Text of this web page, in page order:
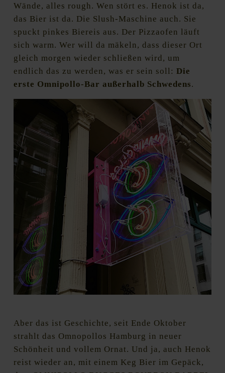
Wände, alles rough. Wen stört es. Henok ist da,
das Bier ist da. Die Slush-Maschine auch. Sie
spuckt pinkes Biereis aus. Der Pizzaofen läuft
sich warm. Wer will da mäkeln, dass dieser Ort
gleich morgen wieder schließen wird, um
endlich das zu werden, was er sein soll: Die
erste Omnipollo-Bar außerhalb Schwedens.
Aber das ist Geschichte, seit Ende Oktober
strahlt das Omnopollos Hamburg in neuer
Schönheit und vollem Ornat. Und ja, auch Henok
reist wieder an, mit einem Keg Bier im Gepäck,